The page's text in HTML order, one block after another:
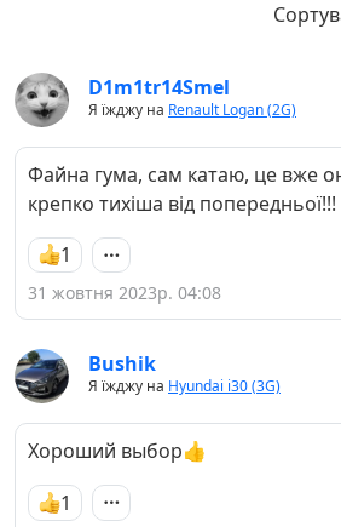
D1m1tr14Smel
Я їжджу на Renault Logan (2G)
Файна гума, сам катаю, це вже
крепко тихіша від попередньої!!!
1
31 жовтня 2023р. 04:08
Bushik
Я їжджу на Hyundai i30 (3G)
Хороший выбор👍
1